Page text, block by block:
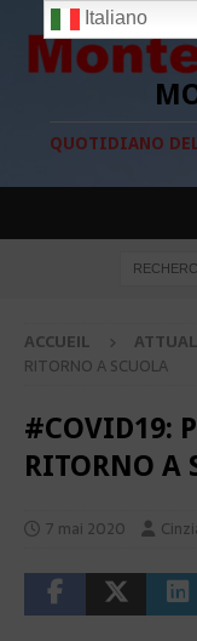
QUOTIDIANO
ACCUEIL
RITORNO A SCUOLA
#COVID19:
RITORNO A
7 mai 2020
Italiano